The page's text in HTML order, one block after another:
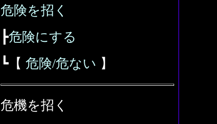
危険を招く
┣危険にする
┗【 危険/危ない 】
危機を招く